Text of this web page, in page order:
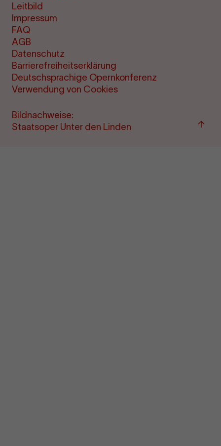
Leitbild
Impressum
FAQ
AGB
Datenschutz
Barrierefreiheitserklärung
Deutschsprachige Opernkonferenz
Verwendung von Cookies
Bildnachweise:
Staatsoper Unter den Linden
Zu